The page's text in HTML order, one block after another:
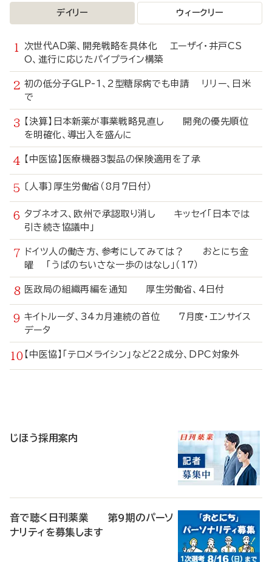
デイリー ウィークリー
次世代AD薬、開発戦略を具体化 エーザイ・井戸CS
O、進行に応じたパイプライン構築
初の低分子GLP-1、2型糖尿病でも申請 リリー、日米
で
【決算】日本新薬が事業戦略見直し 開発の優先順位
を明確化、導出入を盛んに
【中医協】医療機器3製品の保険適用を了承
〔人事〕厚生労働省（8月7日付）
タブネオス、欧州で承認取り消し キッセイ「日本では
引き続き協議中」
ドイツ人の働き方、参考にしてみては？ おとにち金
曜 「うぱのちいさな一歩のはなし」（17）
医政局の組織再編を通知 厚生労働省、4日付
キイトルーダ、34カ月連続の首位 7月度・エンサイス
データ
【中医協】「テロメライシン」など22成分、DPC対象外
じほう採用案内
音で聴く日刊薬業 第9期のパーソ
ナリティを募集します